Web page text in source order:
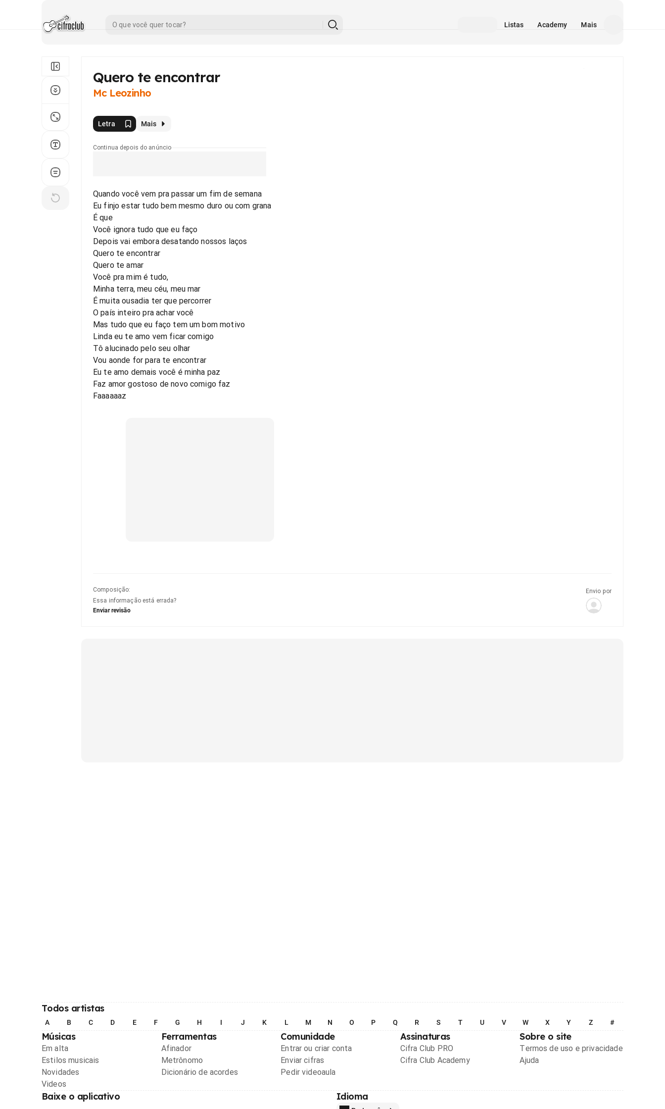
Listas Academy Mais
Quero te encontrar
Mc Leozinho
Letra Mais
Continua depois do anúncio
Quando você vem pra passar um fim de semana
Eu finjo estar tudo bem mesmo duro ou com grana
É que
Você ignora tudo que eu faço
Depois vai embora desatando nossos laços
Quero te encontrar
Quero te amar
Você pra mim é tudo,
Minha terra, meu céu, meu mar
É muita ousadia ter que percorrer
O país inteiro pra achar você
Mas tudo que eu faço tem um bom motivo
Linda eu te amo vem ficar comigo
Tô alucinado pelo seu olhar
Vou aonde for para te encontrar
Eu te amo demais você é minha paz
Faz amor gostoso de novo comigo faz
Faaaaaaz
Composição:
Essa informação está errada?
Enviar revisão
Envio por
Todos artistas
A B C D E F G H I J K L M N O P Q R S T U V W X Y Z #
Músicas
Em alta
Estilos musicais
Novidades
Videos
Ferramentas
Afinador
Metrônomo
Dicionário de acordes
Comunidade
Entrar ou criar conta
Enviar cifras
Pedir videoaula
Assinaturas
Cifra Club PRO
Cifra Club Academy
Sobre o site
Termos de uso e privacidade
Ajuda
Baixe o aplicativo Idioma